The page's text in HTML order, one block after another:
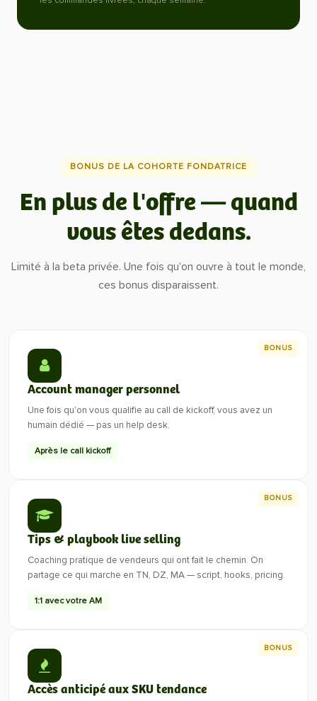
BONUS DE LA COHORTE FONDATRICE
En plus de l'offre — quand
vous êtes dedans.
Limité à la beta privée. Une fois qu'on ouvre à tout le monde,
ces bonus disparaissent.
BONUS
Account manager personnel
Une fois qu'on vous qualifie au call de kickoff, vous avez un
humain dédié — pas un help desk.
Après le call kickoff
BONUS
Tips & playbook live selling
Coaching pratique de vendeurs qui ont fait le chemin. On
partage ce qui marche en TN, DZ, MA — script, hooks, pricing.
1:1 avec votre AM
BONUS
Accès anticipé aux SKU tendance